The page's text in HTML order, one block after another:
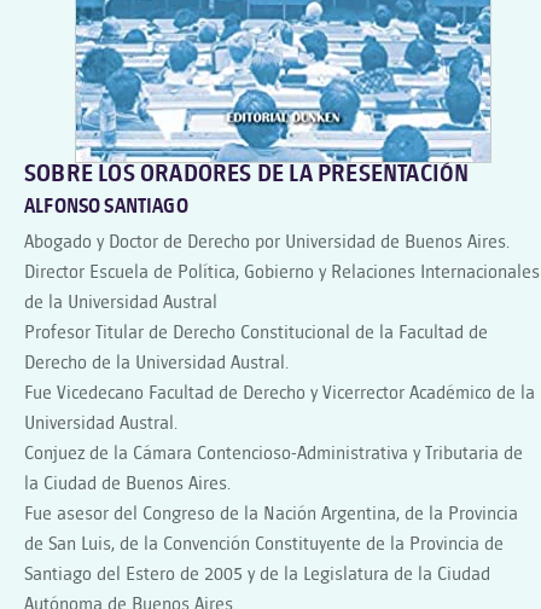
SOBRE LOS ORADORES DE LA PRESENTACIÓN
ALFONSO SANTIAGO
Abogado y Doctor de Derecho por Universidad de Buenos Aires.
Director Escuela de Política, Gobierno y Relaciones Internacionales
de la Universidad Austral
Profesor Titular de Derecho Constitucional de la Facultad de
Derecho de la Universidad Austral.
Fue Vicedecano Facultad de Derecho y Vicerrector Académico de la
Universidad Austral.
Conjuez de la Cámara Contencioso-Administrativa y Tributaria de
la Ciudad de Buenos Aires.
Fue asesor del Congreso de la Nación Argentina, de la Provincia
de San Luis, de la Convención Constituyente de la Provincia de
Santiago del Estero de 2005 y de la Legislatura de la Ciudad
Autónoma de Buenos Aires.